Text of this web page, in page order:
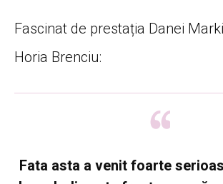
Fascinat de prestația Danei
Horia Brenciu:
Fata asta a venit foarte